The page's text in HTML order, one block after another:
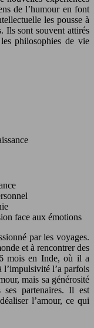
de l’humour en font
les pousse à
Ils sont souvent attirés
philosophies de vie
face aux émotions
par les voyages.
et à rencontrer des
mois en Inde, où il a
l’impulsivité l’a parfois
mais sa générosité
ses partenaires. Il est
l’amour, ce qui